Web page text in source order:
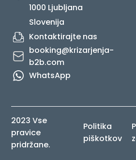
1000 Ljubljana
Slovenija
Kontaktirajte nas
booking@krizarjenja-
b2b.com
WhatsApp
2023 Vse
pravice
pridržane.
Politika
piškotkov